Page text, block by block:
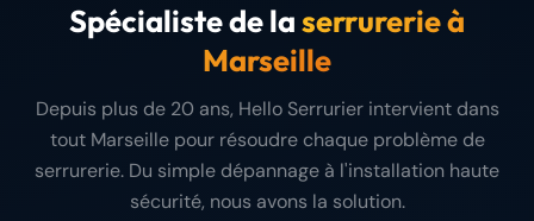
Spécialiste de laserrurerie à
Marseille
Depuis plus de 20 ans, Hello Serrurier intervient dans
tout Marseille pour résoudre chaque problème de
serrurerie. Du simple dépannage à l'installation haute
sécurité, nous avons la solution.